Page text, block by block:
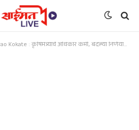
: कृषिमंत्र्यांचे अधिकार कमी, बदल्या निर्णयाचा मुख्यमंत्र्यांकडे हस्तांतरण